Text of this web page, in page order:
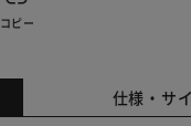
コピー
仕様・サ